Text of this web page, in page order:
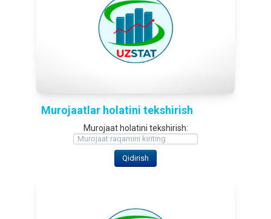
Murojaatlar holatini tekshirish
Murojaat holatini tekshirish: